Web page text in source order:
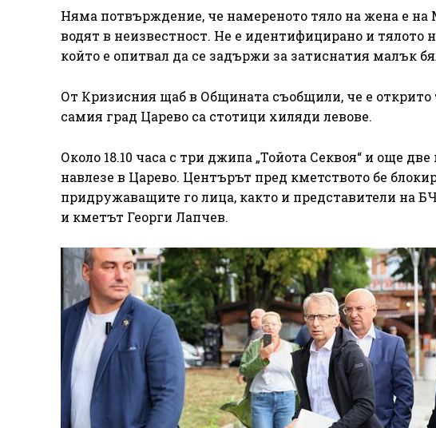
Няма потвърждение, че намереното тяло на жена е
водят в неизвестност. Не е идентифицирано и
който е опитвал да се задържи за затиснатия малък
От Кризисния щаб в Общината съобщили, че е
самия град Царево са стотици хиляди левове.
Около 18.10 часа с три джипа „Тойота Секвоя“ и още
навлезе в Царево. Центърът пред кметството бе
придружаващите го лица, както и представители на
и кметът Георги Лапчев.